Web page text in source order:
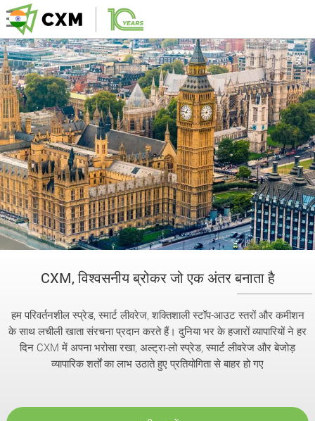
CXM, विश्वसनीय ब्रोकर जो एक अंतर बनाता है
हम परिवर्तनशील स्प्रेड, स्मार्ट लीवरेज, शक्तिशाली स्टॉप-आउट स्तरों और कमीशन
के साथ लचीली खाता संरचना प्रदान करते हैं। दुनिया भर के हजारों व्यापारियों ने हर
दिन CXM में अपना भरोसा रखा, अल्ट्रा-लो स्प्रेड, स्मार्ट लीवरेज और बेजोड़
व्यापारिक शर्तों का लाभ उठाते हुए प्रतियोगिता से बाहर हो गए